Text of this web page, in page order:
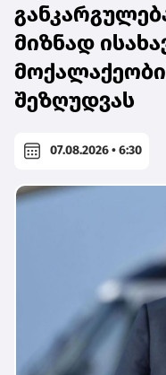
მიზნად
შეზღუდვას
07.08.2026 • 6:30